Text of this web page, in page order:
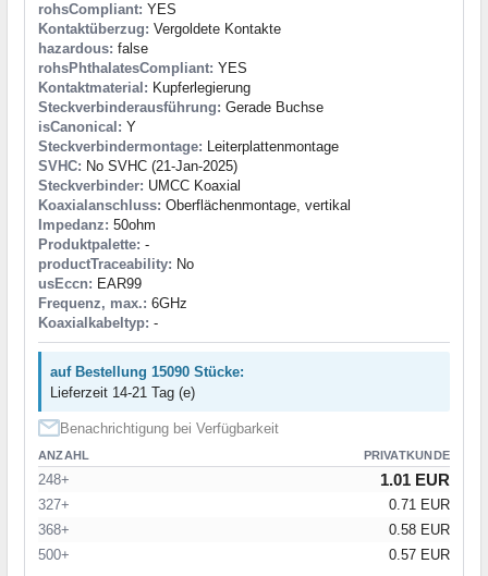
rohsCompliant: YES
Kontaktüberzug: Vergoldete Kontakte
hazardous: false
rohsPhthalatesCompliant: YES
Kontaktmaterial: Kupferlegierung
Steckverbinderausführung: Gerade Buchse
isCanonical: Y
Steckverbindermontage: Leiterplattenmontage
SVHC: No SVHC (21-Jan-2025)
Steckverbinder: UMCC Koaxial
Koaxialanschluss: Oberflächenmontage, vertikal
Impedanz: 50ohm
Produktpalette: -
productTraceability: No
usEccn: EAR99
Frequenz, max.: 6GHz
Koaxialkabeltyp: -
auf Bestellung 15090 Stücke:
Lieferzeit 14-21 Tag (e)
Benachrichtigung bei Verfügbarkeit
ANZAHL PRIVATKUNDE
248+ 1.01 EUR
327+
0.71 EUR
368+
0.58 EUR
500+
0.57 EUR